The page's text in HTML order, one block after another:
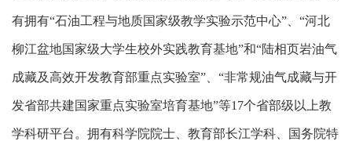
有拥有“石油工程与地质国家级教学实验示范中心”、“河北
柳江盆地国家级大学生校外实践教育基地”和“陆相页岩油气
成藏及高效开发教育部重点实验室”、“非常规油气成藏与开
发省部共建国家重点实验室培育基地”等17个省部级以上教
学科研平台。拥有科学院院士、教育部长江学科、国务院特